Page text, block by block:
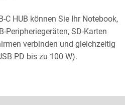
C HUB können Sie Ihr Notebook,
Peripheriegeräten, SD-Karten
verbinden und gleichzeitig
PD bis zu 100 W).